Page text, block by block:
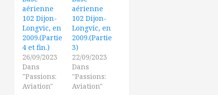
aérienne
102 Dijon-
Longvic, en
2009.(Partie
4 et fin.)
26/09/2023
Dans
"Passions:
Aviation"
aérienne
102 Dijon-
Longvic, en
2009.(Partie
3)
22/09/2023
Dans
"Passions:
Aviation"